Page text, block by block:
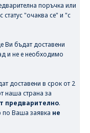
поръчка или
статус "очаква се" и "с
Ви бъдат доставени
и не е необходимо
доставени в срок от 2
наша страна за
предварително.
по Ваша заявка не